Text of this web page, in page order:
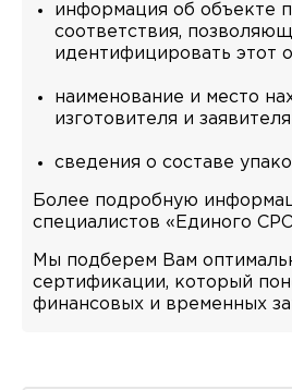
информация об объекте
соответствия,
идентифицировать этот
наименование и место
изготовителя и
сведения о составе
Более подробную
специалистов «Единого
Мы подберем Вам
сертификации, который
финансовых и временных